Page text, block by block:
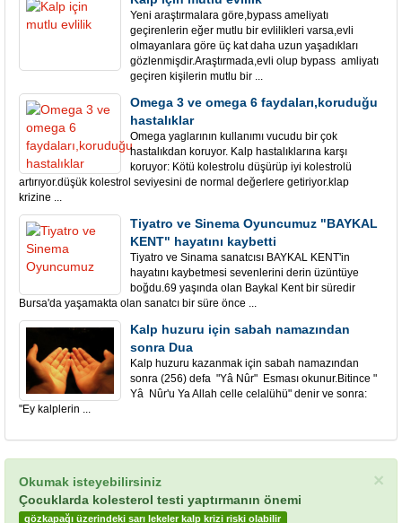
Yeni araştırmalara göre,bypass ameliyatı
geçirenlerin eğer mutlu bir evlilikleri varsa,evli
olmayanlara göre üç kat daha uzun yaşadıkları
gözlenmişdir.Araştırmada,evli olup bypass amliyatı
geçiren kişilerin mutlu bir ...
Omega 3 ve omega 6 faydaları,koruduğu
hastalıklar
Omega yaglarının kullanımı vucudu bir çok
hastalıkdan koruyor. Kalp hastalıklarına karşı
koruyor: Kötü kolestrolu düşürüp iyi kolestrolü
artırıyor.düşük kolestrol seviyesini de normal değerlere getiriyor.klap
krizine ...
Tiyatro ve Sinema Oyuncumuz "BAYKAL
KENT" hayatını kaybetti
Tiyatro ve Sinama sanatcısı BAYKAL KENT'in
hayatını kaybetmesi sevenlerini derin üzüntüye
boğdu.69 yaşında olan Baykal Kent bir süredir
Bursa'da yaşamakta olan sanatcı bir süre önce ...
Kalp huzuru için sabah namazından
sonra Dua
Kalp huzuru kazanmak için sabah namazından
sonra (256) defa "Yâ Nûr" Esması okunur.Bitince "
Yâ Nûr'u Ya Allah celle celalühü" denir ve sonra:
"Ey kalplerin ...
×
Okumak isteyebilirsiniz
Çocuklarda kolesterol testi yaptırmanın önemi
gözkapağı üzerindeki sarı lekeler kalp krizi riski olabilir